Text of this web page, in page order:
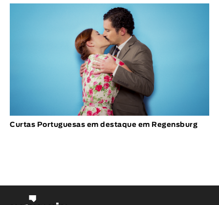
Curtas Portuguesas em destaque em Regensburg